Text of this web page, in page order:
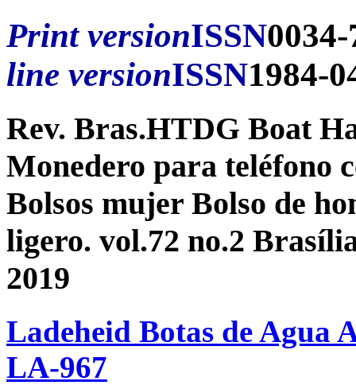
Print versionISSN
line versionISSN1984-
Rev. Bras.HTDG Boat
Monedero para teléfono
Bolsos mujer Bolso de
ligero. vol.72 no.2
2019
Ladeheid Botas de Agua
LA-967